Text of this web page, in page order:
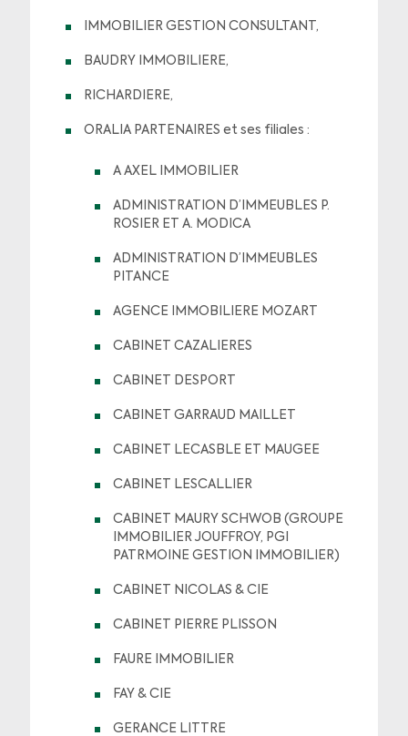
IMMOBILIER GESTION CONSULTANT,
BAUDRY IMMOBILIERE,
RICHARDIERE,
ORALIA PARTENAIRES et ses filiales :
A AXEL IMMOBILIER
ADMINISTRATION D’IMMEUBLES P.
ROSIER ET A. MODICA
ADMINISTRATION D’IMMEUBLES
PITANCE
AGENCE IMMOBILIERE MOZART
CABINET CAZALIERES
CABINET DESPORT
CABINET GARRAUD MAILLET
CABINET LECASBLE ET MAUGEE
CABINET LESCALLIER
CABINET MAURY SCHWOB (GROUPE
IMMOBILIER JOUFFROY, PGI
PATRMOINE GESTION IMMOBILIER)
CABINET NICOLAS & CIE
CABINET PIERRE PLISSON
FAURE IMMOBILIER
FAY & CIE
GERANCE LITTRE